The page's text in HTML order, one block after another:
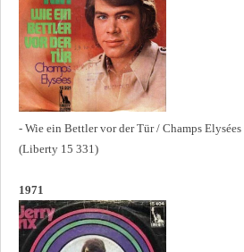
- Wie ein Bettler vor der Tür / Champs Elysées
(Liberty 15 331)
1971